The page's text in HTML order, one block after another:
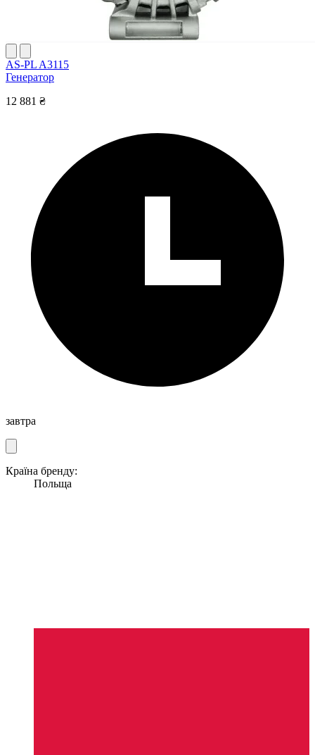
AS-PL A3115
Генератор
12 881 ₴
завтра
Країна бренду:
Польща